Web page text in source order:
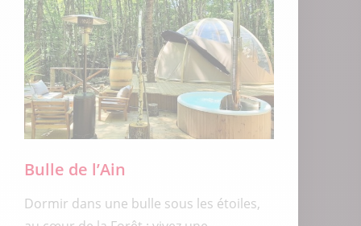
Bulle de l’Ain
Dormir dans une bulle sous les étoiles,